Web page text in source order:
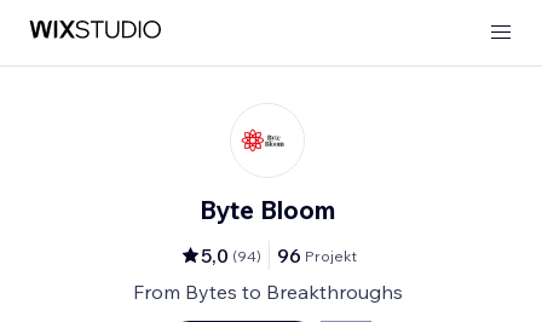
Byte Bloom
5,0 (94) 96 Projekt
From Bytes to Breakthroughs